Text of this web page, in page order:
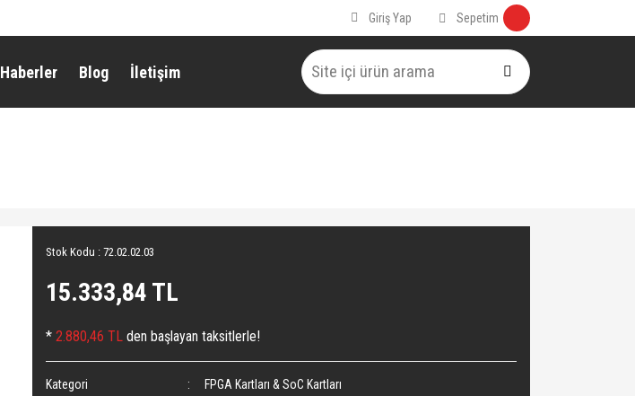
Giriş Yap Sepetim
Haberler Blog İletişim
Stok Kodu : 72.02.02.03
15.333,84 TL
* 2.880,46 TL den başlayan taksitlerle!
Kategori
FPGA Kartları & SoC Kartları